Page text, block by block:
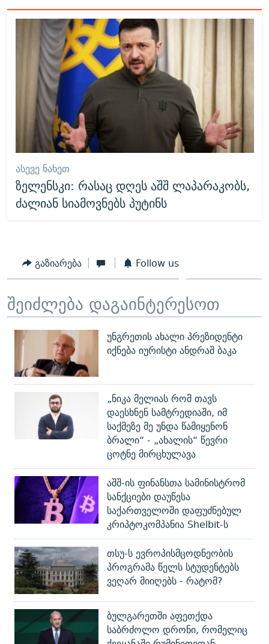
ᲐᲡᲔᲕᲔ ᲜᲐᲮᲔᲗ
ზელენსკი: რასაც დღეს აშშ ლაპარაკობს,
ძალიან სიამოვნებს პუტინს
გაზიარება Follow us
შეიძლება დაგაინტერესოთ
უნგრეთის ახალი პრეზიდენტი
იქნება იურისტი ანდრაშ ბაკა
„ნიკა მელიას რომ თავს
დაესხნენ სამტრედიაში, იმ
საქმეზე მე უნდა წამიყენონ
ბრალი“ - „ახალის“ წევრი
ცოტნე მირცხულავა
აშშ-ის ფინანსთა სამინისტრომ
სანქციები დაუწესა
საქართველოში დაფუძნებულ
კრიპტოკომპანია Shelbit-ს
თსუ-ს ევროპისმცოდნეობის
პროგრამა წელს სტუდენტებს
ვეღარ მიიღებს - რატომ?
ბულგარეთში აფეთქდა
საბრძოლო დრონი, რომელიც